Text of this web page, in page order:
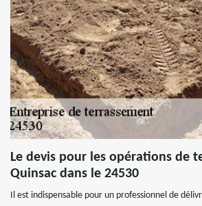
Le devis pour les opérations de
Quinsac dans le 24530
Il est indispensable pour un professionnel de